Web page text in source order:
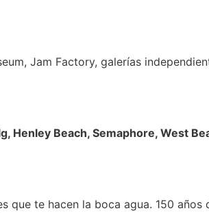
Jam Factory, galerías
Henley Beach, Semaphore, West
que te hacen la boca agua. 150